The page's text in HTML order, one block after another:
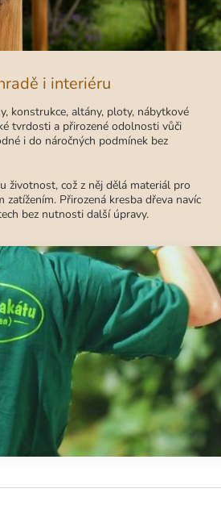
i interiéru
konstrukce, altány, ploty, nábytkové
tvrdosti a přirozené odolnosti vůči
i do náročných podmínek bez
životnost, což z něj dělá materiál pro
Přirozená kresba dřeva navíc
bez nutnosti další úpravy.